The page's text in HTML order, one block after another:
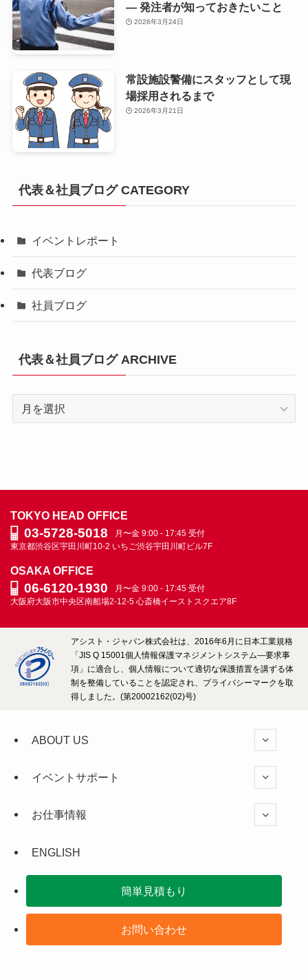
— 発注者が知っておきたいこと
2026年3月24日
常設施設警備にスタッフとして現
場採用されるまで
2026年3月21日
代表＆社員ブログ CATEGORY
イベントレポート
代表ブログ
社員ブログ
代表＆社員ブログ ARCHIVE
ブ
グ
ARCHIVE
TOKYO HEAD OFFICE
03-5728-5018
月〜金 9:00 - 17:45 受付
東京都渋谷区宇田川町10-2 いちご渋谷宇田川町ビル7F
OSAKA OFFICE
06-6120-1930
月〜金 9:00 - 17:45 受付
大阪府大阪市中央区南船場2-12-5 心斎橋イーストスクエア8F
アシスト・ジャパン株式会社は、2016年6月に日本工業規格
「JIS Q 15001個人情報保護マネジメントシステム―要求事
項」に適合し、個人情報について適切な保護措置を講ずる体
制を整備していることを認定され、プライバシーマークを取
得しました。(第20002162(02)号)
ABOUT US
イベントサポート
お仕事情報
ENGLISH
簡単見積もり
お問い合わせ